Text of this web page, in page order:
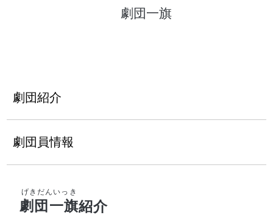
劇団一旗
劇団紹介
劇団員情報
劇団一旗紹介